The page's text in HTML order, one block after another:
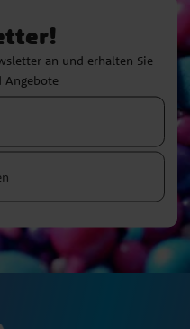
an und erhalten Sie
Angebote